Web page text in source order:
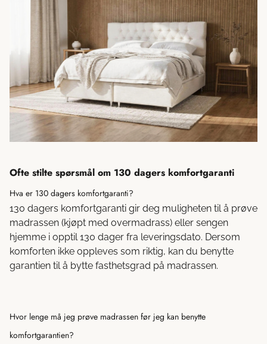
Ofte stilte spørsmål om 130 dagers komfortgaranti
Hva er 130 dagers komfortgaranti?
130 dagers komfortgaranti gir deg muligheten til å prøve
madrassen (kjøpt med overmadrass) eller sengen
hjemme i opptil 130 dager fra leveringsdato. Dersom
komforten ikke oppleves som riktig, kan du benytte
garantien til å bytte fasthetsgrad på madrassen.
Hvor lenge må jeg prøve madrassen før jeg kan benytte
komfortgarantien?